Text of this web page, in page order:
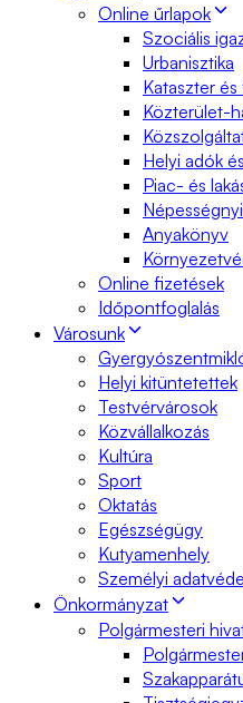
Online űrlapok
Szociális
Urbanisztika
Kataszter
Közterület-
Helyi adók
Piac- és
Anyakönyv
Online fizetések
Időpontfoglalás
Városunk
Helyi kitüntetettek
Testvérvárosok
Közvállalkozás
Kultúra
Sport
Oktatás
Egészségügy
Kutyamenhely
Személyi
Önkormányzat
Polgármesteri